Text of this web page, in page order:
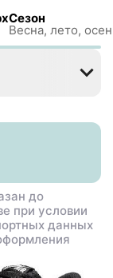
Сезон
Весна, лето,
39
до
при условии
данных